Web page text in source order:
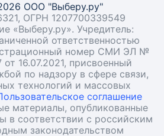
ООО "Выберу.ру"
ОГРН 1207700339549
«Выберу.ру». Учредитель:
ответственностью
номер СМИ ЭЛ №
16.07.2021, присвоенный
по надзору в сфере связи,
технологий и массовых
соглашение
материалы, опубликованные
в соответствии с российским
законодательством